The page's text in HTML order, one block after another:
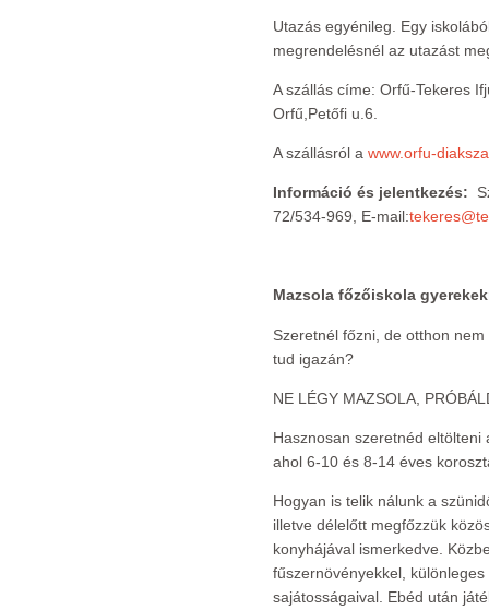
Utazás egyénileg. Egy
megrendelésnél az utazást
A szállás címe: Orfű-Tekeres
Orfű,Petőfi u.6.
A szállásról a www.orfu-
Információ és jelentkezés:
72/534-969, E-mail:
Mazsola főzőiskola
Szeretnél főzni, de otthon
tud igazán?
NE LÉGY MAZSOLA,
Hasznosan szeretnéd
ahol 6-10 és 8-14 éves
Hogyan is telik nálunk a
illetve délelőtt megfőzzük
konyhájával ismerkedve.
fűszernövényekkel,
sajátosságaival. Ebéd után